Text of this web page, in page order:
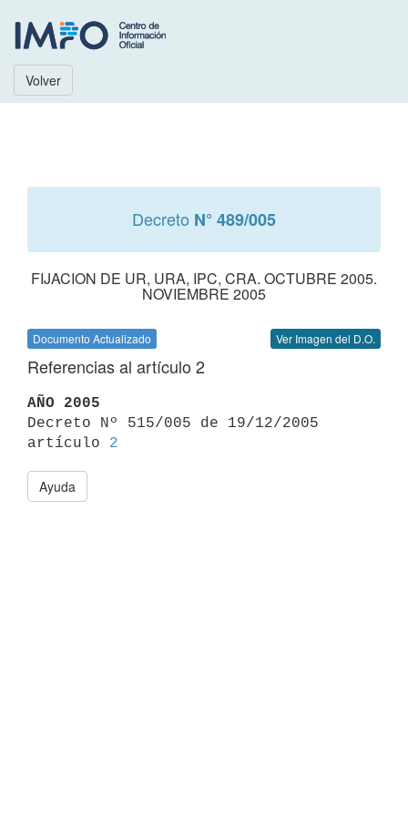
Volver
Decreto N° 489/005
FIJACION DE UR, URA, IPC, CRA. OCTUBRE 2005.
NOVIEMBRE 2005
Documento Actualizado Ver Imagen del D.O.
Referencias al artículo 2
AÑO 2005
Decreto Nº 515/005 de 19/12/2005
artículo 2
Ayuda